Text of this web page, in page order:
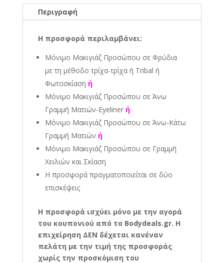
Περιγραφή
Η προσφορά περιλαμβάνει:
Μόνιμο Μακιγιάζ Προσώπου σε Φρύδια
με τη μέθοδο τρίχα-τρίχα ή Tribal ή
Φωτοσκίαση ή
Μόνιμο Μακιγιάζ Προσώπου σε Άνω
Γραμμή Ματιών-Eyeliner ή
Μόνιμο Μακιγιάζ Προσώπου σε Άνω-Κάτω
Γραμμή Ματιών ή
Μόνιμο Μακιγιάζ Προσώπου σε Γραμμή
Χειλιών και Σκίαση
Η προσφορά πραγματοποιείται σε δύο
επισκέψεις
H προσφορά ισχύει μόνο με την αγορά
του κουπονιού από το Bodydeals.gr. Η
επιχείρηση ΔΕΝ δέχεται κανέναν
πελάτη με την τιμή της προσφοράς
χωρίς την προσκόμιση του